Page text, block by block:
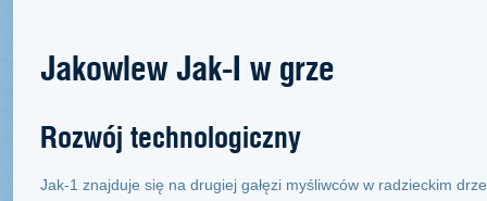
Jakowlew Jak-I w grze
Rozwój technologiczny
Jak-1 znajduje się na drugiej gałęzi myśliwców w radzieckim